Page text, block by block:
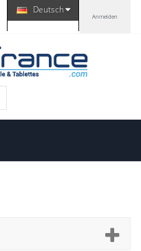
Anmelden
Deutsch